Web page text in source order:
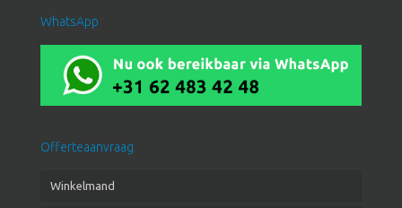
WhatsApp
Offerteaanvraag
Winkelmand